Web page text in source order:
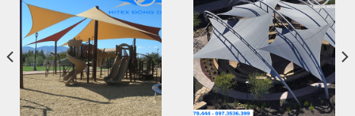
Add to
Wishlist
Add to
Wishlist